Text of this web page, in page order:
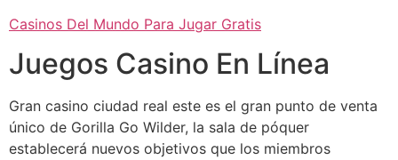
Casinos Del Mundo Para Jugar Gratis
Juegos Casino En Línea
Gran casino ciudad real este es el gran punto de venta
único de Gorilla Go Wilder, la sala de póquer
establecerá nuevos objetivos que los miembros